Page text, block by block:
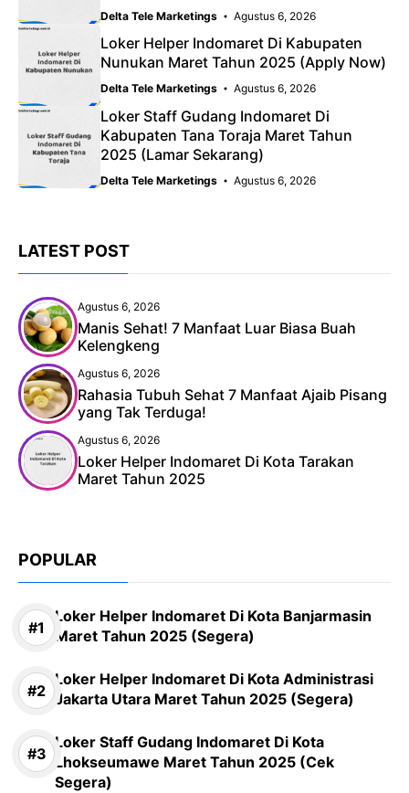
Delta Tele Marketings Agustus 6, 2026
Loker Helper Indomaret Di Kabupaten
Nunukan Maret Tahun 2025 (Apply Now)
Delta Tele Marketings Agustus 6, 2026
Loker Staff Gudang Indomaret Di
Kabupaten Tana Toraja Maret Tahun
2025 (Lamar Sekarang)
Delta Tele Marketings Agustus 6, 2026
LATEST POST
Agustus 6, 2026
Manis Sehat! 7 Manfaat Luar Biasa Buah
Kelengkeng
Agustus 6, 2026
Rahasia Tubuh Sehat 7 Manfaat Ajaib Pisang
yang Tak Terduga!
Agustus 6, 2026
Loker Helper Indomaret Di Kota Tarakan
Maret Tahun 2025
POPULAR
Loker Helper Indomaret Di Kota Banjarmasin
Maret Tahun 2025 (Segera)
Loker Helper Indomaret Di Kota Administrasi
Jakarta Utara Maret Tahun 2025 (Segera)
Loker Staff Gudang Indomaret Di Kota
Lhokseumawe Maret Tahun 2025 (Cek
Segera)